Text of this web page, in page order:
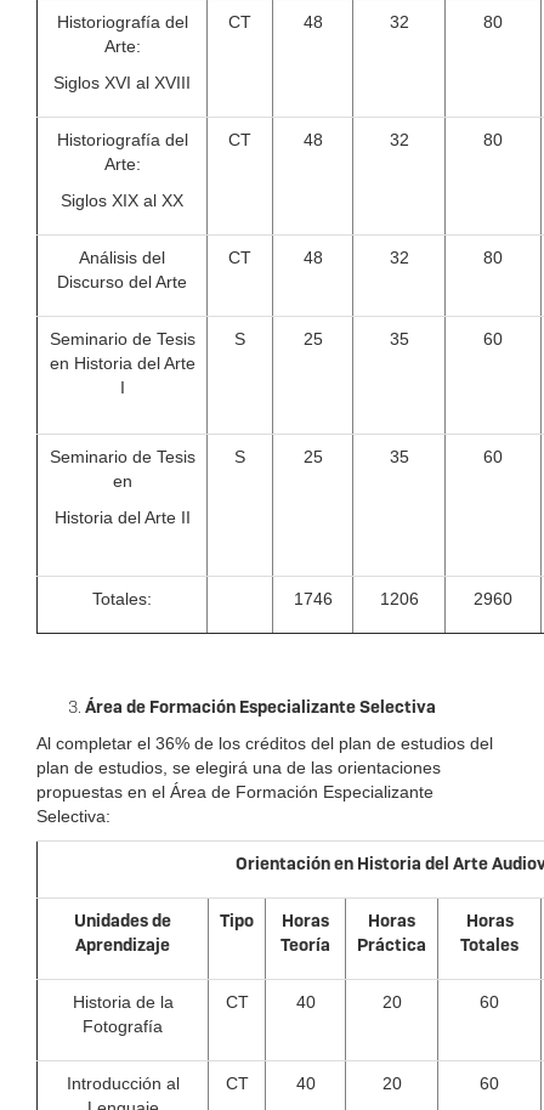
Historiografía del
Arte:
Siglos XVI al XVIII
CT 48 32 80
Historiografía del
Arte:
Siglos XIX al XX
CT 48 32 80
Análisis del
Discurso del Arte
CT 48 32 80
Seminario de Tesis
en Historia del Arte
I
S 25 35 60
Seminario de Tesis
en
Historia del Arte II
S 25 35 60
Totales: 1746 1206 2960
Área de Formación Especializante Selectiva
Al completar el 36% de los créditos del plan de estudios del
plan de estudios, se elegirá una de las orientaciones
propuestas en el Área de Formación Especializante
Selectiva:
Orientación en Historia del Arte
Unidades de
Aprendizaje
Tipo
Horas
Teoría
Horas
Práctica
Horas
Totales
Historia de la
Fotografía
CT 40 20 60
Introducción al
CT 40 20 60